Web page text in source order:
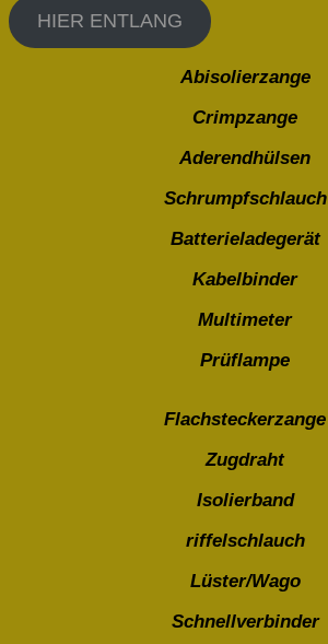
HIER ENTLANG
Abisolierzange
Crimpzange
Aderendhülsen
Schrumpfschlauch
Batterieladegerät
Kabelbinder
Multimeter
Prüflampe
Flachsteckerzange
Zugdraht
Isolierband
riffelschlauch
Lüster/Wago
Schnellverbinder